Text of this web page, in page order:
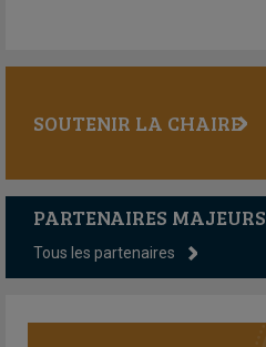
SOUTENIR LA CHAIRE
PARTENAIRES MAJEURS
Tous les partenaires